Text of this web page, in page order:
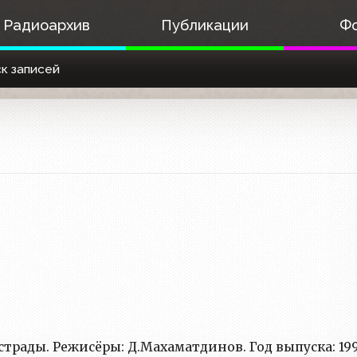
Радиоархив Публикации
записей
Режисёры: Д.Махаматдинов. Год выпуска: